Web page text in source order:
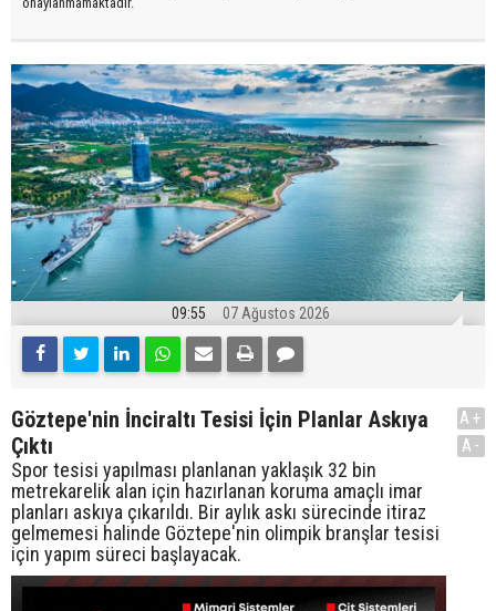
09:55 07 Ağustos 2026
Göztepe'nin İnciraltı Tesisi İçin Planlar Askıya
Çıktı
Spor tesisi yapılması planlanan yaklaşık 32 bin
metrekarelik alan için hazırlanan koruma amaçlı imar
planları askıya çıkarıldı. Bir aylık askı sürecinde itiraz
gelmemesi halinde Göztepe'nin olimpik branşlar tesisi
için yapım süreci başlayacak.
A+
A-